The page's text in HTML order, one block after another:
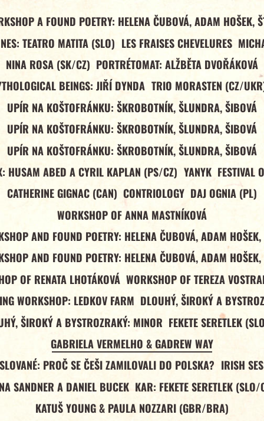
A FOUND POETRY: HELENA ČUBOVÁ, ADAM HOŠEK,
TEATRO MATITA (SLO) LES FRAISES CHEVELURES
NINA ROSA (SK/CZ) PORTRÉTOMAT: ALŽBĚTA DVOŘÁKOVÁ
BEINGS: JIŘÍ DYNDA TRIO MORASTEN (CZ/
UPÍR NA KOŠTOFRÁNKU: ŠKROBOTNÍK, ŠLUNDRA, ŠIBOVÁ
UPÍR NA KOŠTOFRÁNKU: ŠKROBOTNÍK, ŠLUNDRA, ŠIBOVÁ
UPÍR NA KOŠTOFRÁNKU: ŠKROBOTNÍK, ŠLUNDRA, ŠIBOVÁ
HUSAM ABED A CYRIL KAPLAN (PS/CZ) YANYK FESTIVAL
CATHERINE GIGNAC (CAN) CONTRIOLOGY DAJ OGNIA (PL)
WORKSHOP OF ANNA MASTNÍKOVÁ
AND FOUND POETRY: HELENA ČUBOVÁ, ADAM
AND FOUND POETRY: HELENA ČUBOVÁ, ADAM
OF RENATA LHOTÁKOVÁ WORKSHOP OF TEREZA
WORKSHOP: LEDKOV FARM DLOUHÝ, ŠIROKÝ A
ŠIROKÝ A BYSTROZRAKÝ: MINOR FEKETE SERETLEK
GABRIELA VERMELHO & GADREW WAY
PROČ SE ČEŠI ZAMILOVALI DO POLSKA? IRISH
SANDNER A DANIEL BUCEK KAR: FEKETE SERETLEK (SLO/
KATUŠ YOUNG & PAULA NOZZARI (GBR/BRA)